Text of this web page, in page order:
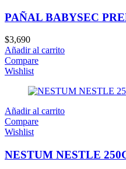
PAÑAL BABYSEC
$3,690
Añadir al carrito
Compare
Wishlist
Añadir al carrito
Compare
Wishlist
NESTUM NESTLE